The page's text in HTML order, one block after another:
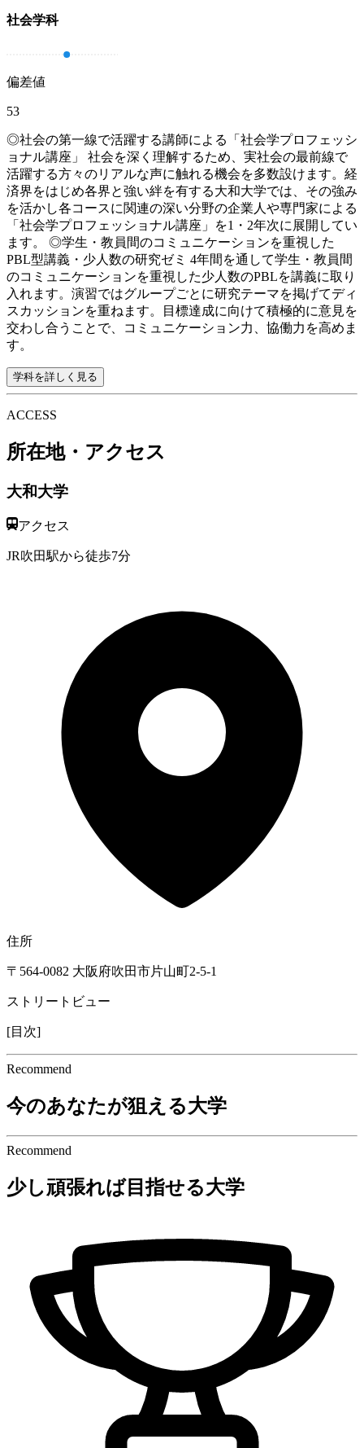
社会学科
偏差値
53
◎社会の第一線で活躍する講師による「社会学プロフェッシ
ョナル講座」 社会を深く理解するため、実社会の最前線で
活躍する方々のリアルな声に触れる機会を多数設けます。経
済界をはじめ各界と強い絆を有する大和大学では、その強み
を活かし各コースに関連の深い分野の企業人や専門家による
「社会学プロフェッショナル講座」を1・2年次に展開してい
ます。 ◎学生・教員間のコミュニケーションを重視した
PBL型講義・少人数の研究ゼミ 4年間を通して学生・教員間
のコミュニケーションを重視した少人数のPBLを講義に取り
入れます。演習ではグループごとに研究テーマを掲げてディ
スカッションを重ねます。目標達成に向けて積極的に意見を
交わし合うことで、コミュニケーション力、協働力を高めま
す。
学科を詳しく見る
ACCESS
所在地・アクセス
大和大学
アクセス
JR吹田駅から徒歩7分
住所
〒564-0082 大阪府吹田市片山町2-5-1
ストリートビュー
[目次]
Recommend
今のあなたが狙える大学
Recommend
少し頑張れば目指せる大学